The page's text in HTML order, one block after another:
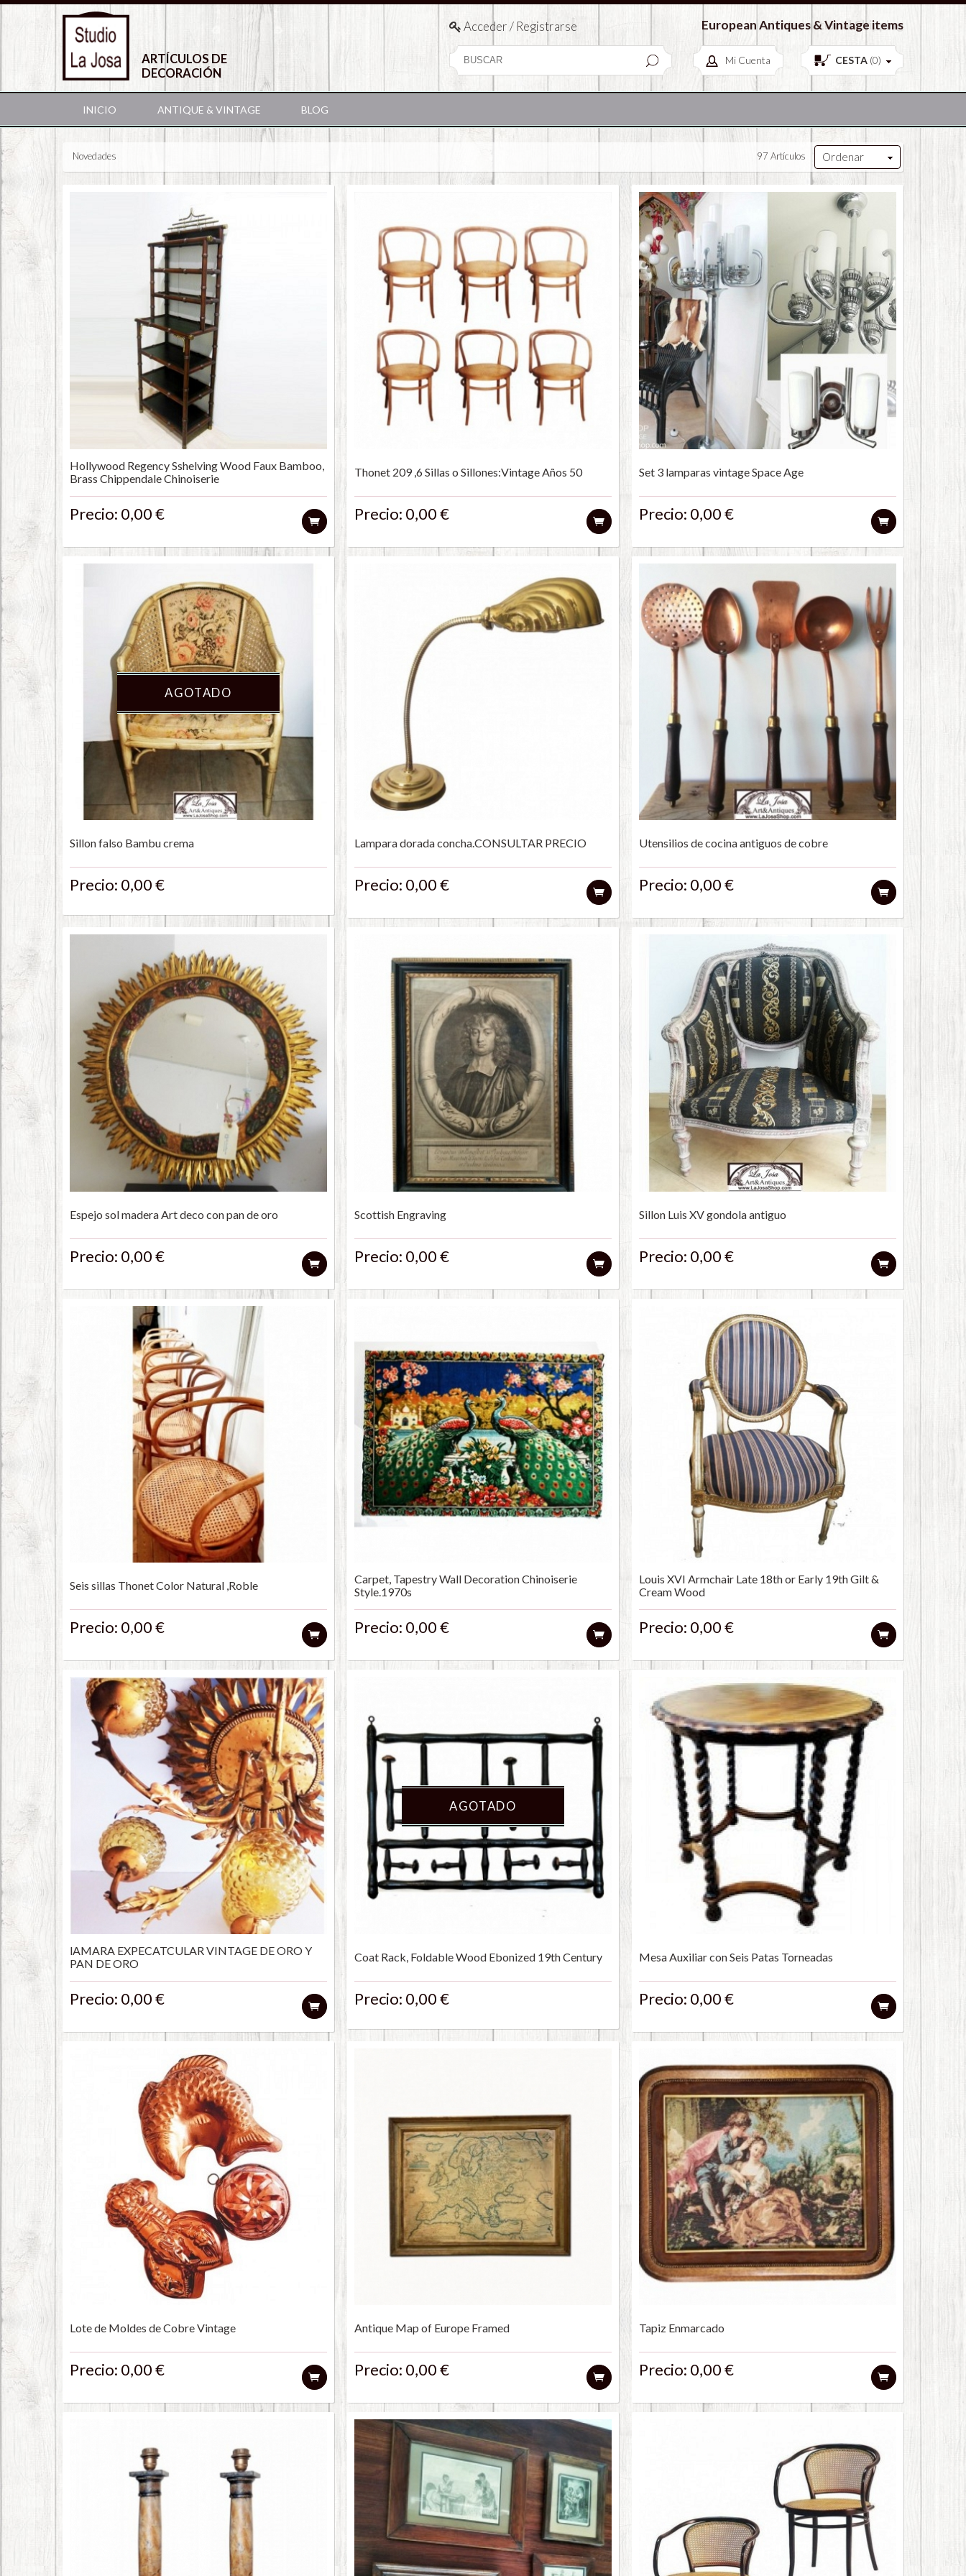
ARTÍCULOS DE
DECORACIÓN
Acceder / Registrarse
International Shipping European Antiques & Vintage items
Mi Cuenta CESTA(0)
INICIO ANTIQUE & VINTAGE BLOG
Novedades 97 Artículos Ordenar
Hollywood Regency Sshelving Wood Faux Bamboo,
Brass Chippendale Chinoiserie
Precio: 0,00 €
Thonet 209 ,6 Sillas o Sillones:Vintage Años 50
Precio: 0,00 €
Set 3 lamparas vintage Space Age
Precio: 0,00 €
AGOTADO
Sillon falso Bambu crema
Precio: 0,00 €
Lampara dorada concha.CONSULTAR PRECIO
Precio: 0,00 €
Utensilios de cocina antiguos de cobre
Precio: 0,00 €
Espejo sol madera Art deco con pan de oro
Precio: 0,00 €
Scottish Engraving
Precio: 0,00 €
Sillon Luis XV gondola antiguo
Precio: 0,00 €
Seis sillas Thonet Color Natural ,Roble
Precio: 0,00 €
Carpet, Tapestry Wall Decoration Chinoiserie
Style.1970s
Precio: 0,00 €
Louis XVI Armchair Late 18th or Early 19th Gilt &
Cream Wood
Precio: 0,00 €
lAMARA EXPECATCULAR VINTAGE DE ORO Y
PAN DE ORO
Precio: 0,00 €
AGOTADO
Coat Rack, Foldable Wood Ebonized 19th Century
Precio: 0,00 €
Mesa Auxiliar con Seis Patas Torneadas
Precio: 0,00 €
Lote de Moldes de Cobre Vintage
Precio: 0,00 €
Antique Map of Europe Framed
Precio: 0,00 €
Tapiz Enmarcado
Precio: 0,00 €